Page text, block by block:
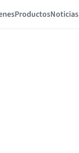
ProductosNoticias